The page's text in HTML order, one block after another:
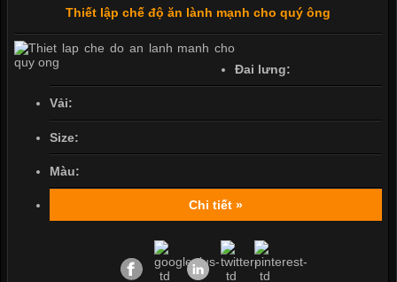
Thiết lập chế độ ăn lành mạnh cho quý ông
Đai lưng:
Vải:
Size:
Màu:
Chi tiết »